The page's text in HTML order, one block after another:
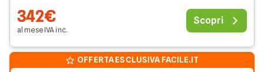
342€
al meseIVAinc.
Scopri
OFFERTA ESCLUSIVA FACILE.IT